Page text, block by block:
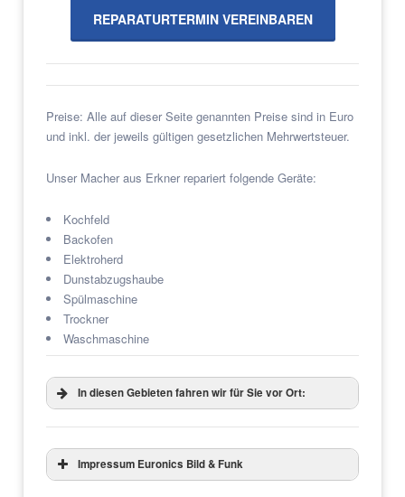
REPARATURTERMIN VEREINBAREN
Preise: Alle auf dieser Seite genannten Preise sind in Euro
und inkl. der jeweils gültigen gesetzlichen Mehrwertsteuer.
Unser Macher aus Erkner repariert folgende Geräte:
Kochfeld
Backofen
Elektroherd
Dunstabzugshaube
Spülmaschine
Trockner
Waschmaschine
In diesen Gebieten fahren wir für Sie vor Ort:
Impressum Euronics Bild & Funk